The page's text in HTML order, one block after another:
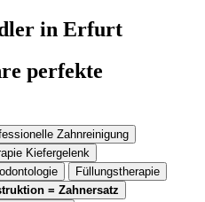
in Erfurt
perfekte
Zahnreinigung
Kiefergelenk
Füllungstherapie
= Zahnersatz